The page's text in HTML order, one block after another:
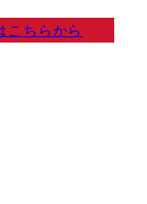
こちらから